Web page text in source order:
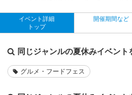
イベント詳細
トップ
開催期間など
同じジャンルの夏休みイベント
グルメ・フードフェス